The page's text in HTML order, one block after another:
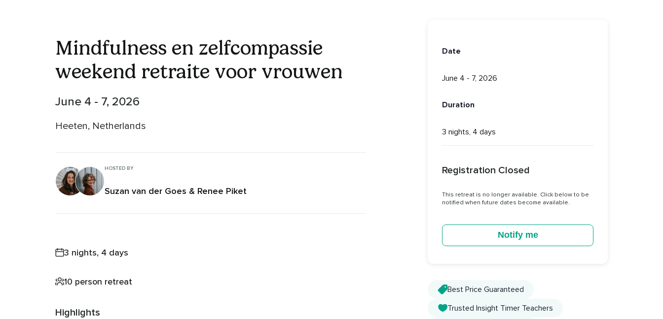
Mindfulness en zelfcompassie
weekend retraite voor vrouwen
June 4 - 7, 2026
Heeten, Netherlands
HOSTED BY
Suzan van der Goes & Renee Piket
3 nights, 4 days
10 person retreat
Highlights
Date
June 4 - 7, 2026
Duration
3 nights, 4 days
Registration Closed
This retreat is no longer available. Click below to be
notified when future dates become available.
Notify me
Best Price Guaranteed
Trusted Insight Timer Teachers